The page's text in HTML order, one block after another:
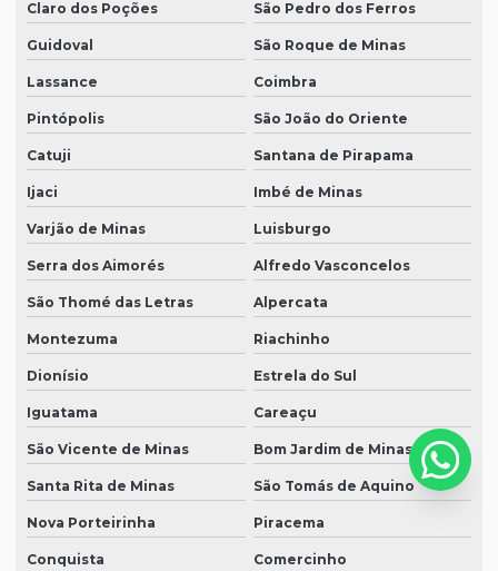
Claro dos Poções São Pedro dos Ferros
Guidoval São Roque de Minas
Lassance Coimbra
Pintópolis São João do Oriente
Catuji Santana de Pirapama
Ijaci Imbé de Minas
Varjão de Minas Luisburgo
Serra dos Aimorés Alfredo Vasconcelos
São Thomé das Letras Alpercata
Montezuma Riachinho
Dionísio Estrela do Sul
Iguatama Careaçu
São Vicente de Minas Bom Jardim de Minas
Santa Rita de Minas São Tomás de Aquino
Nova Porteirinha Piracema
Conquista Comercinho